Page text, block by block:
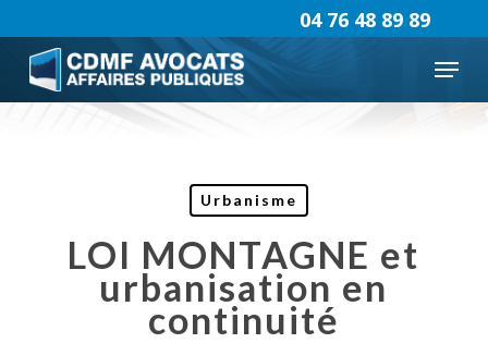
to
main
content
Menu
04 76 48 89 89
Urbanisme
LOI MONTAGNE et
urbanisation en
continuité